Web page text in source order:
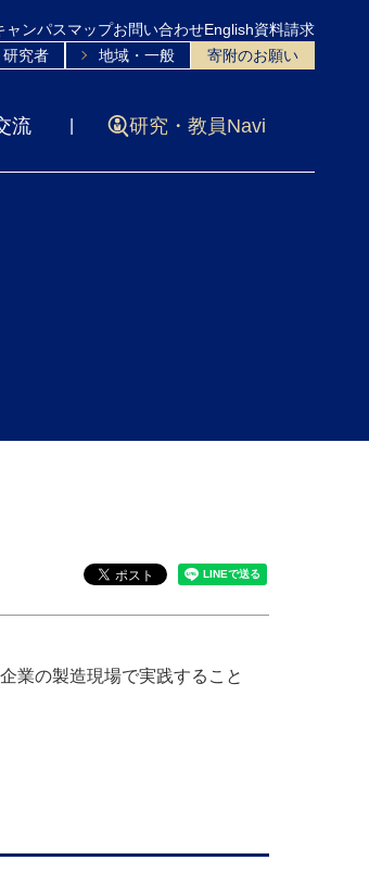
ャンパスマップお問い合わせEnglish資料請求
究者 地域・一般 寄附のお願い
流 研究・教員Navi
業の製造現場で実践すること